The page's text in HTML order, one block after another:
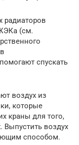
радиаторов
(см.
спускать
воздух из
которые
краны для того,
воздух
способом.